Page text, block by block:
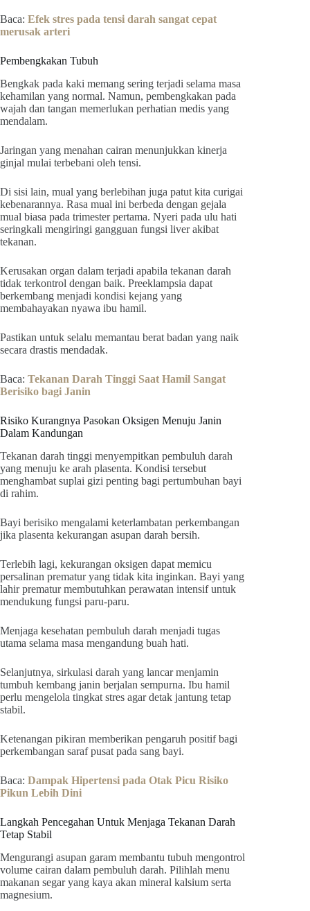
Baca: Efek stres pada tensi darah sangat cepat
merusak arteri
Pembengkakan Tubuh
Bengkak pada kaki memang sering terjadi selama masa
kehamilan yang normal. Namun, pembengkakan pada
wajah dan tangan memerlukan perhatian medis yang
mendalam.
Jaringan yang menahan cairan menunjukkan kinerja
ginjal mulai terbebani oleh tensi.
Di sisi lain, mual yang berlebihan juga patut kita curigai
kebenarannya. Rasa mual ini berbeda dengan gejala
mual biasa pada trimester pertama. Nyeri pada ulu hati
seringkali mengiringi gangguan fungsi liver akibat
tekanan.
Kerusakan organ dalam terjadi apabila tekanan darah
tidak terkontrol dengan baik. Preeklampsia dapat
berkembang menjadi kondisi kejang yang
membahayakan nyawa ibu hamil.
Pastikan untuk selalu memantau berat badan yang naik
secara drastis mendadak.
Baca: Tekanan Darah Tinggi Saat Hamil Sangat
Berisiko bagi Janin
Risiko Kurangnya Pasokan Oksigen Menuju Janin
Dalam Kandungan
Tekanan darah tinggi menyempitkan pembuluh darah
yang menuju ke arah plasenta. Kondisi tersebut
menghambat suplai gizi penting bagi pertumbuhan bayi
di rahim.
Bayi berisiko mengalami keterlambatan perkembangan
jika plasenta kekurangan asupan darah bersih.
Terlebih lagi, kekurangan oksigen dapat memicu
persalinan prematur yang tidak kita inginkan. Bayi yang
lahir prematur membutuhkan perawatan intensif untuk
mendukung fungsi paru-paru.
Menjaga kesehatan pembuluh darah menjadi tugas
utama selama masa mengandung buah hati.
Selanjutnya, sirkulasi darah yang lancar menjamin
tumbuh kembang janin berjalan sempurna. Ibu hamil
perlu mengelola tingkat stres agar detak jantung tetap
stabil.
Ketenangan pikiran memberikan pengaruh positif bagi
perkembangan saraf pusat pada sang bayi.
Baca: Dampak Hipertensi pada Otak Picu Risiko
Pikun Lebih Dini
Langkah Pencegahan Untuk Menjaga Tekanan Darah
Tetap Stabil
Mengurangi asupan garam membantu tubuh mengontrol
volume cairan dalam pembuluh darah. Pilihlah menu
makanan segar yang kaya akan mineral kalsium serta
magnesium.